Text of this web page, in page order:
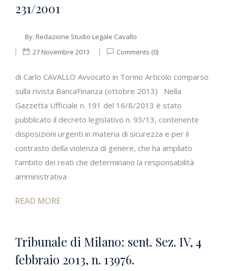
231/2001
By: Redazione Studio Legale Cavallo
27 Novembre 2013
Comments (0)
di Carlo CAVALLO Avvocato in Torino Articolo comparso
sulla rivista BancaFinanza (ottobre 2013) Nella
Gazzetta Ufficiale n. 191 del 16/8/2013 è stato
pubblicato il decreto legislativo n. 93/13, contenente
disposizioni urgenti in materia di sicurezza e per il
contrasto della violenza di genere, che ha ampliato
l’ambito dei reati che determinano la responsabilità
amministrativa
READ MORE
Tribunale di Milano: sent. Sez. IV, 4
febbraio 2013, n. 13976.